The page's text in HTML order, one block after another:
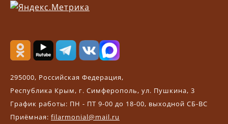
295000, Российская Федерация,
Республика Крым, г. Симферополь, ул. Пушкина, 3
График работы: ПН - ПТ 9-00 до 18-00, выходной СБ-ВС
Приёмная: filarmonial@mail.ru